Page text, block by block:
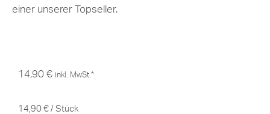
einer unserer Topseller.
14,90 € inkl. MwSt.*
14,90 € / Stück